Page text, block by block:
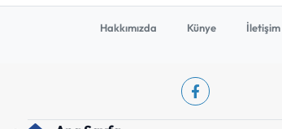
Hakkımızda Künye İletişim